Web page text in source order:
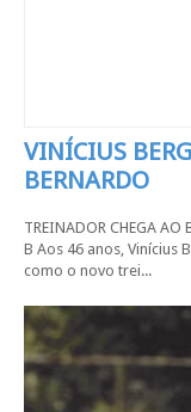
VINÍCIUS
BERNARDO
TREINADOR CHEGA AO
B Aos 46 anos, Vinícius
como o novo trei...